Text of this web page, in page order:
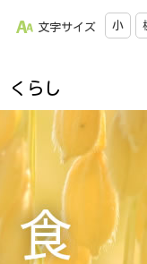
文字サイズ 小
障（JA共済）
くらし
らる
と
」
採用情報
組合員になりませ
関連リンク集